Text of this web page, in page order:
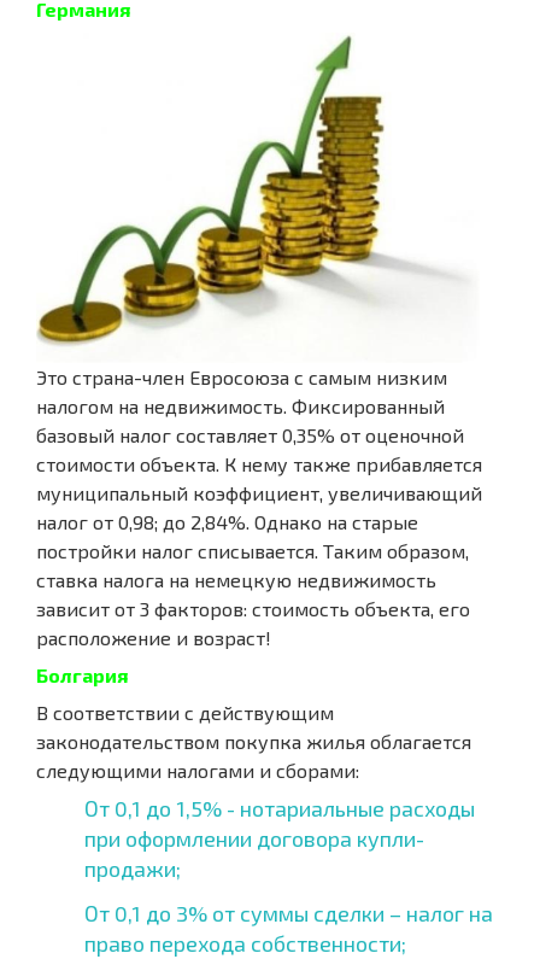
Германия
Это страна-член Евросоюза с самым низким
налогом на недвижимость. Фиксированный
базовый налог составляет 0,35% от оценочной
стоимости объекта. К нему также прибавляется
муниципальный коэффициент, увеличивающий
налог от 0,98; до 2,84%. Однако на старые
постройки налог списывается. Таким образом,
ставка налога на немецкую недвижимость
зависит от 3 факторов: стоимость объекта, его
расположение и возраст!
Болгария
В соответствии с действующим
законодательством покупка жилья облагается
следующими налогами и сборами:
От 0,1 до 1,5% - нотариальные расходы
при оформлении договора купли-
продажи;
От 0,1 до 3% от суммы сделки – налог на
право перехода собственности;